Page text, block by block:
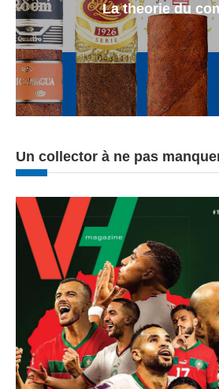
La theorie du
Un collector à ne pas